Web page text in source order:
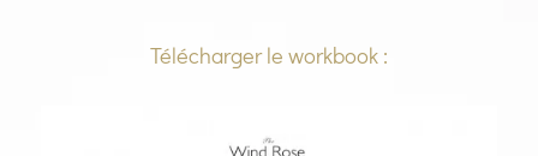
Télécharger le workbook :